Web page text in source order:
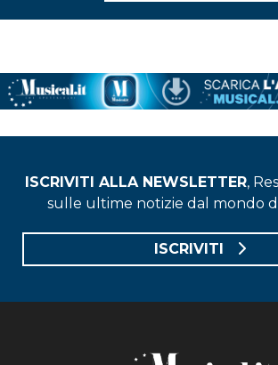
ISCRIVITI ALLA NEWSLETTER,
sulle ultime notizie dal mondo
ISCRIVITI